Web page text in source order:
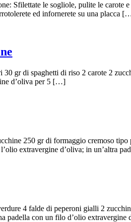
Sfilettate le sogliole, pulite le carote
ed infornerete su una placca
gr di spaghetti di riso 2 carote 2
d’oliva per 5 […]
250 gr di formaggio cremoso
extravergine d’oliva; in un’altra
4 falde di peperoni gialli 2
padella con un filo d’olio